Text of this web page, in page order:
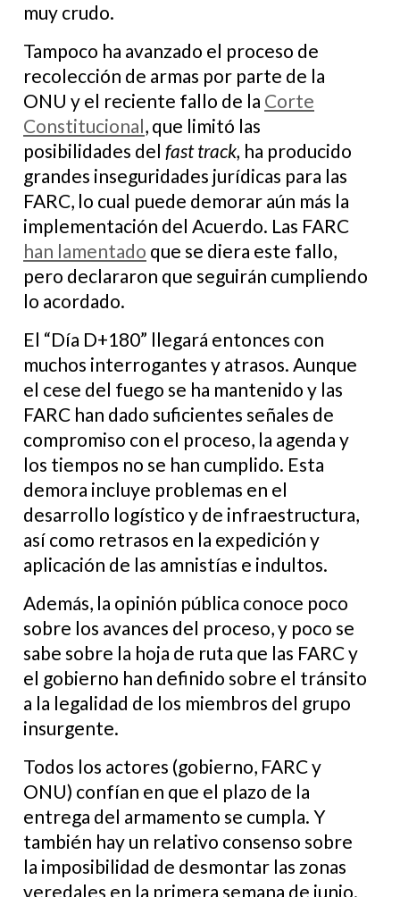
muy crudo.
Tampoco ha avanzado el proceso de
recolección de armas por parte de la
ONU y el reciente fallo de la Corte
Constitucional, que limitó las
posibilidades del fast track, ha producido
grandes inseguridades jurídicas para las
FARC, lo cual puede demorar aún más la
implementación del Acuerdo. Las FARC
han lamentado que se diera este fallo,
pero declararon que seguirán cumpliendo
lo acordado.
El “Día D+180” llegará entonces con
muchos interrogantes y atrasos. Aunque
el cese del fuego se ha mantenido y las
FARC han dado suficientes señales de
compromiso con el proceso, la agenda y
los tiempos no se han cumplido. Esta
demora incluye problemas en el
desarrollo logístico y de infraestructura,
así como retrasos en la expedición y
aplicación de las amnistías e indultos.
Además, la opinión pública conoce poco
sobre los avances del proceso, y poco se
sabe sobre la hoja de ruta que las FARC y
el gobierno han definido sobre el tránsito
a la legalidad de los miembros del grupo
insurgente.
Todos los actores (gobierno, FARC y
ONU) confían en que el plazo de la
entrega del armamento se cumpla. Y
también hay un relativo consenso sobre
la imposibilidad de desmontar las zonas
veredales en la primera semana de junio.